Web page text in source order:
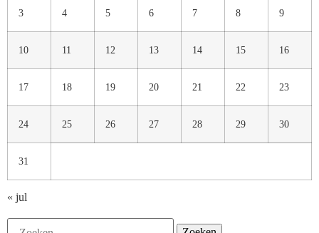
3 4 5 6 7 8 9
10 11 12 13 14 15 16
17 18 19 20 21 22 23
24 25 26 27 28 29 30
31
« jul